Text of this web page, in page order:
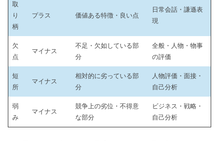
取
り
柄
プラス 価値ある特徴・良い点
日常会話・謙遜表
現
欠
点
マイナス
不足・欠如している部
分
全般・人物・物事
の評価
短
所
マイナス
相対的に劣っている部
分
人物評価・面接・
自己分析
弱
み
マイナス
競争上の劣位・不得意
な部分
ビジネス・戦略・
自己分析